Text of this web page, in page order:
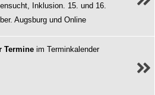
Inklusion. 15. und 16.
Augsburg und Online
Termineim Terminkalender